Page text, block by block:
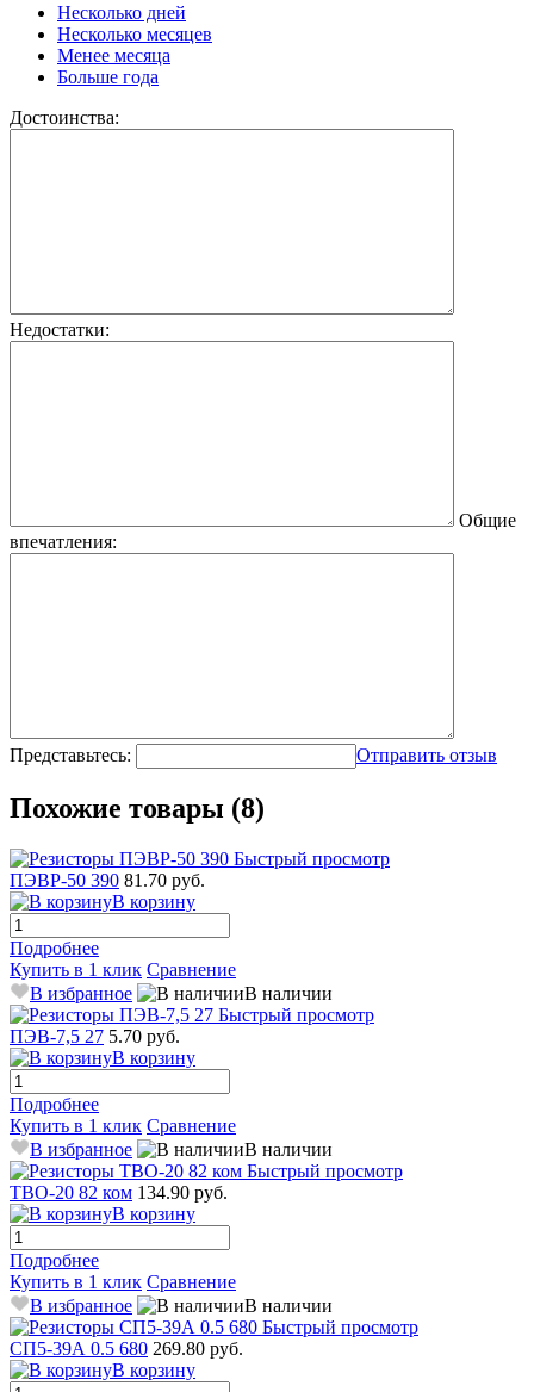
Несколько дней
Несколько месяцев
Менее месяца
Больше года
Достоинства:
Недостатки:
Общие
впечатления:
Представьтесь: Отправить отзыв
Похожие товары (8)
Быстрый просмотр
ПЭВР-50 390 81.70 руб.
В корзину
Подробнее
Купить в 1 клик Сравнение
В избранное
В наличии
Быстрый просмотр
ПЭВ-7,5 27 5.70 руб.
В корзину
Подробнее
Купить в 1 клик Сравнение
В избранное
В наличии
Быстрый просмотр
ТВО-20 82 ком 134.90 руб.
В корзину
Подробнее
Купить в 1 клик Сравнение
В избранное
В наличии
Быстрый просмотр
СП5-39А 0.5 680 269.80 руб.
В корзину